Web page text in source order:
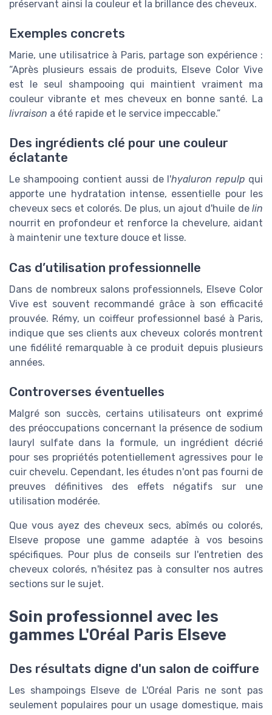
préservant ainsi la couleur et la brillance des cheveux.
Exemples concrets
Marie, une utilisatrice à Paris, partage son expérience :
“Après plusieurs essais de produits, Elseve Color Vive
est le seul shampooing qui maintient vraiment ma
couleur vibrante et mes cheveux en bonne santé. La
livraison a été rapide et le service impeccable.”
Des ingrédients clé pour une couleur
éclatante
Le shampooing contient aussi de l'hyaluron repulp qui
apporte une hydratation intense, essentielle pour les
cheveux secs et colorés. De plus, un ajout d'huile de lin
nourrit en profondeur et renforce la chevelure, aidant
à maintenir une texture douce et lisse.
Cas d’utilisation professionnelle
Dans de nombreux salons professionnels, Elseve Color
Vive est souvent recommandé grâce à son efficacité
prouvée. Rémy, un coiffeur professionnel basé à Paris,
indique que ses clients aux cheveux colorés montrent
une fidélité remarquable à ce produit depuis plusieurs
années.
Controverses éventuelles
Malgré son succès, certains utilisateurs ont exprimé
des préoccupations concernant la présence de sodium
lauryl sulfate dans la formule, un ingrédient décrié
pour ses propriétés potentiellement agressives pour le
cuir chevelu. Cependant, les études n'ont pas fourni de
preuves définitives des effets négatifs sur une
utilisation modérée.
Que vous ayez des cheveux secs, abîmés ou colorés,
Elseve propose une gamme adaptée à vos besoins
spécifiques. Pour plus de conseils sur l'entretien des
cheveux colorés, n'hésitez pas à consulter nos autres
sections sur le sujet.
Soin professionnel avec les
gammes L'Oréal Paris Elseve
Des résultats digne d'un salon de coiffure
Les shampoings Elseve de L'Oréal Paris ne sont pas
seulement populaires pour un usage domestique, mais